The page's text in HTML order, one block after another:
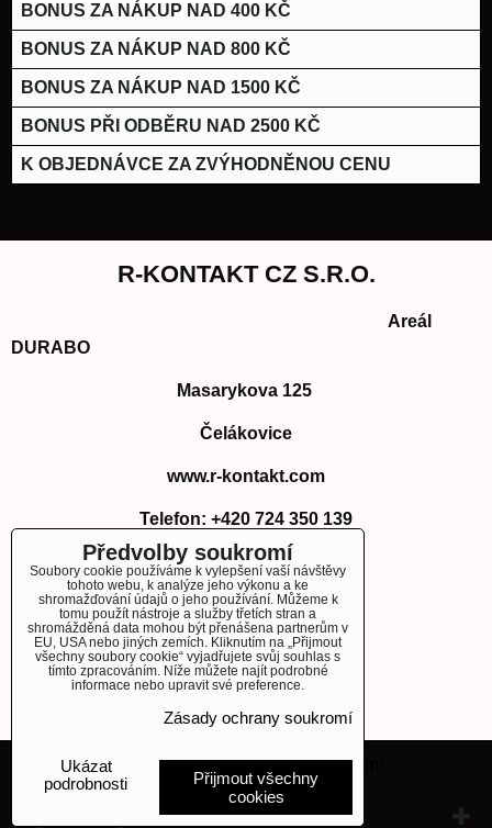
BONUS ZA NÁKUP NAD 400 KČ
BONUS ZA NÁKUP NAD 800 KČ
BONUS ZA NÁKUP NAD 1500 KČ
BONUS PŘI ODBĚRU NAD 2500 KČ
K OBJEDNÁVCE ZA ZVÝHODNĚNOU CENU
R-KONTAKT CZ S.R.O.
Areál
DURABO
Masarykova 125
Čelákovice
www.r-kontakt.com
Telefon: +420 724 350 139
E-mail: info@r-kontakt.com
info@r-kontakt.com
OBJEDNÁVKY
Předvolby soukromí Zásady ochrany soukromí
Vytvořeno systémem:ByznysWeb.cz
Předvolby soukromí
Soubory cookie používáme k vylepšení vaší návštěvy
tohoto webu, k analýze jeho výkonu a ke
shromažďování údajů o jeho používání. Můžeme k
tomu použít nástroje a služby třetích stran a
shromážděná data mohou být přenášena partnerům v
EU, USA nebo jiných zemích. Kliknutím na „Přijmout
všechny soubory cookie“ vyjadřujete svůj souhlas s
tímto zpracováním. Níže můžete najít podrobné
informace nebo upravit své preference.
Zásady ochrany soukromí
Ukázat
podrobnosti
Přijmout všechny
cookies